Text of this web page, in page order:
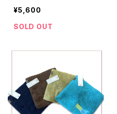
¥5,600
SOLD OUT